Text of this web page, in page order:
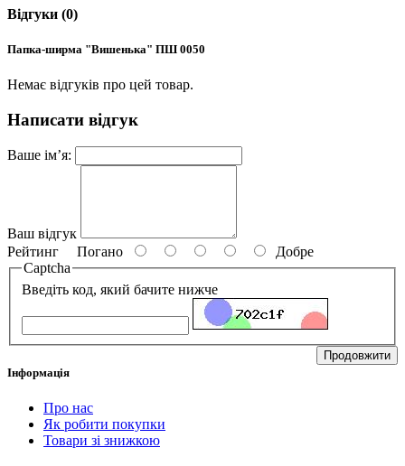
Відгуки (0)
Папка-ширма "Вишенька" ПШ 0050
Немає відгуків про цей товар.
Написати відгук
Ваше ім’я:
Ваш відгук
Рейтинг Погано
Добре
Captcha
Введіть код, який бачите нижче
Продовжити
Інформація
Про нас
Як робити покупки
Товари зі знижкою